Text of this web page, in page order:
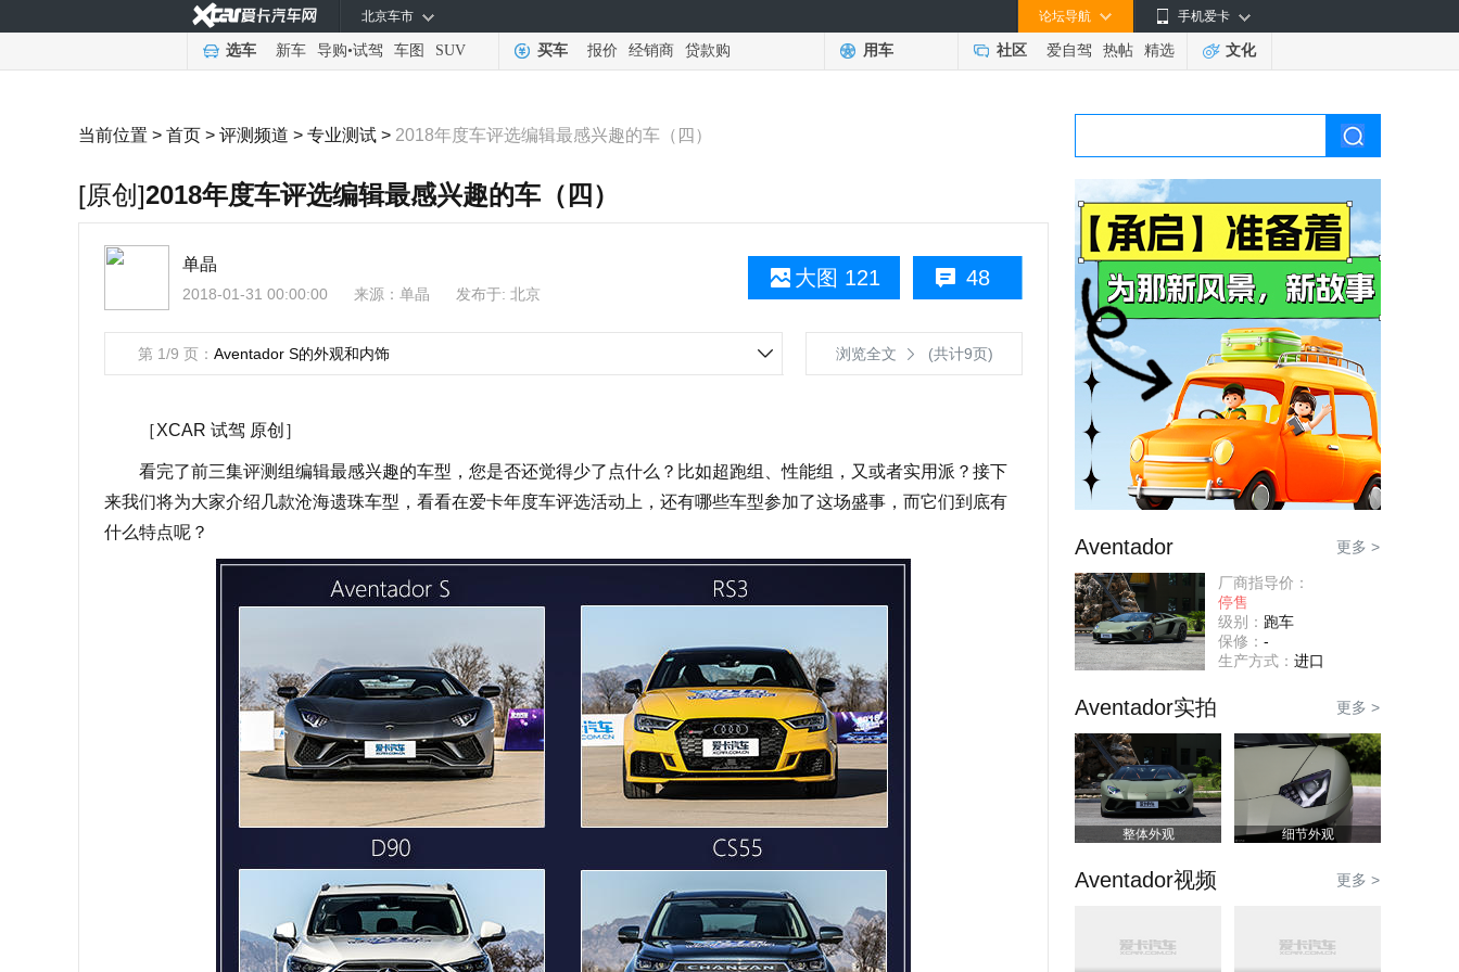
手机爱卡
论坛导航
北京车市
选车 新车 导购•试驾 车图 SUV 买车 报价 经销商 贷款购 用车 社区 爱自驾 热帖 精选 文化
当前位置 > 首页 > 评测频道 > 专业测试 > 2018年度车评选编辑最感兴趣的车（四）
[原创]2018年度车评选编辑最感兴趣的车（四）
48
大图 121
单晶
2018-01-31 00:00:00 来源： 单晶 发布于: 北京
第 1/9 页： Aventador S的外观和内饰 浏览全文 (共计9页)
［XCAR 试驾 原创］
看完了前三集评测组编辑最感兴趣的车型，您是否还觉得少了点什么？比如超跑组、性能组，又或者实用派？接下
来我们将为大家介绍几款沧海遗珠车型，看看在爱卡年度车评选活动上，还有哪些车型参加了这场盛事，而它们到底有
什么特点呢？
Aventador 更多 >
厂商指导价：
停售
级别： 跑车
保修： -
生产方式： 进口
Aventador实拍 更多 >
整体外观 细节外观
Aventador视频 更多 >